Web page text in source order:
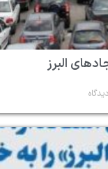
البرز